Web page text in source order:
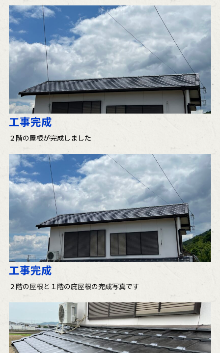
工事完成
２階の屋根が完成しました
工事完成
２階の屋根と１階の庇屋根の完成写真です